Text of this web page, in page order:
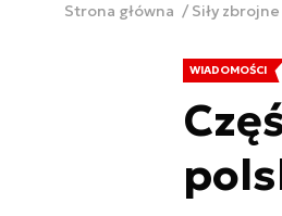
Strona główna Siły zbrojne
WIADOMOŚCI